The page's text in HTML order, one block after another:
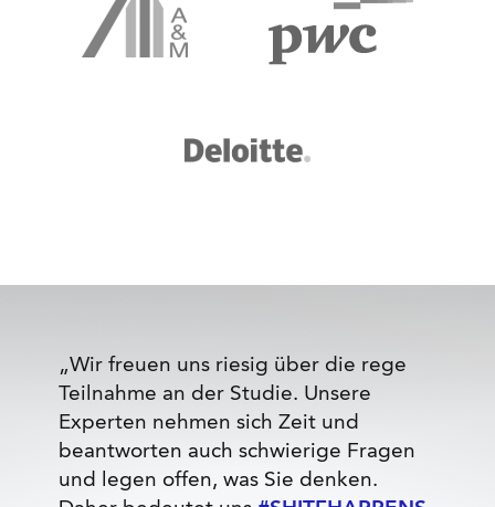
„Wir freuen uns riesig über die rege
Teilnahme an der Studie. Unsere
Experten nehmen sich Zeit und
beantworten auch schwierige Fragen
und legen offen, was Sie denken.